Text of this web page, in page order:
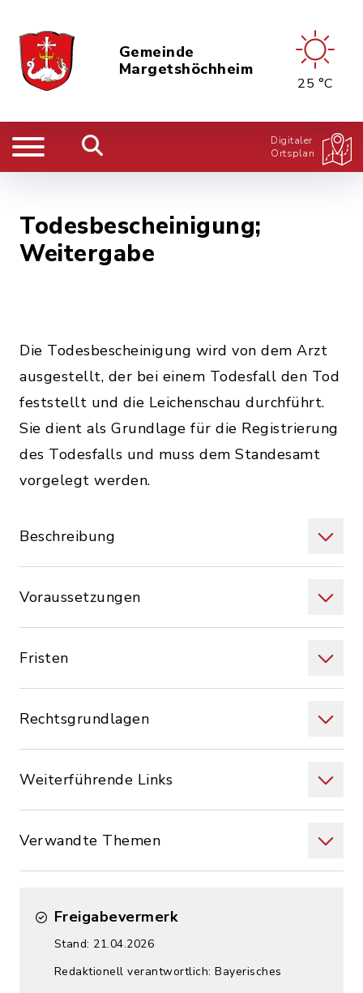
Gemeinde
Margetshöchheim
25 °C
Digitaler
Ortsplan
Todesbescheinigung;
Weitergabe
Die Todesbescheinigung wird von dem Arzt
ausgestellt, der bei einem Todesfall den Tod
feststellt und die Leichenschau durchführt.
Sie dient als Grundlage für die Registrierung
des Todesfalls und muss dem Standesamt
vorgelegt werden.
Beschreibung
Voraussetzungen
Fristen
Rechtsgrundlagen
Weiterführende Links
Verwandte Themen
Freigabevermerk
Stand: 21.04.2026
Redaktionell verantwortlich: Bayerisches